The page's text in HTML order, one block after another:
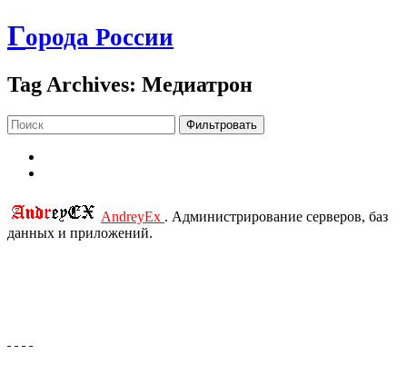
Города России
Tag Archives: Медиатрон
Фильтровать
AndreyEx . Администрирование серверов, баз
данных и приложений.